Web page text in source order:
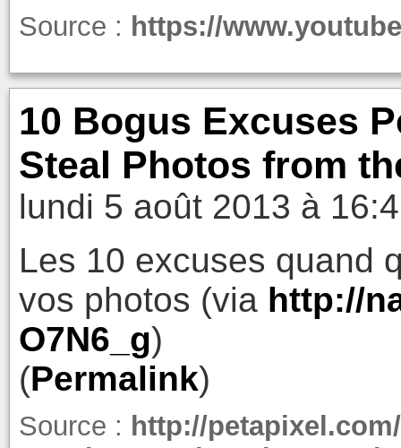
Source : https://
10 Bogus Excuses
Steal Photos from
lundi 5 août 2013 à
Les 10 excuses quand
vos photos (via http://
O7N6_g)
(Permalink)
Source : http://